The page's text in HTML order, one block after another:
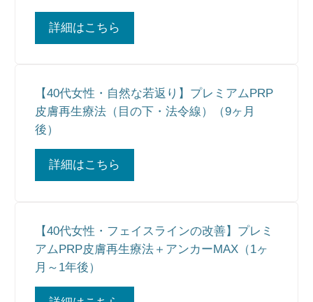
詳細はこちら
【40代女性・自然な若返り】プレミアムPRP
皮膚再生療法（目の下・法令線）（9ヶ月
後）
詳細はこちら
【40代女性・フェイスラインの改善】プレミ
アムPRP皮膚再生療法＋アンカーMAX（1ヶ
月～1年後）